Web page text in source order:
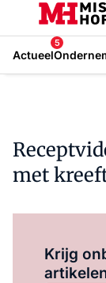
Actueel
5
met
Krijg